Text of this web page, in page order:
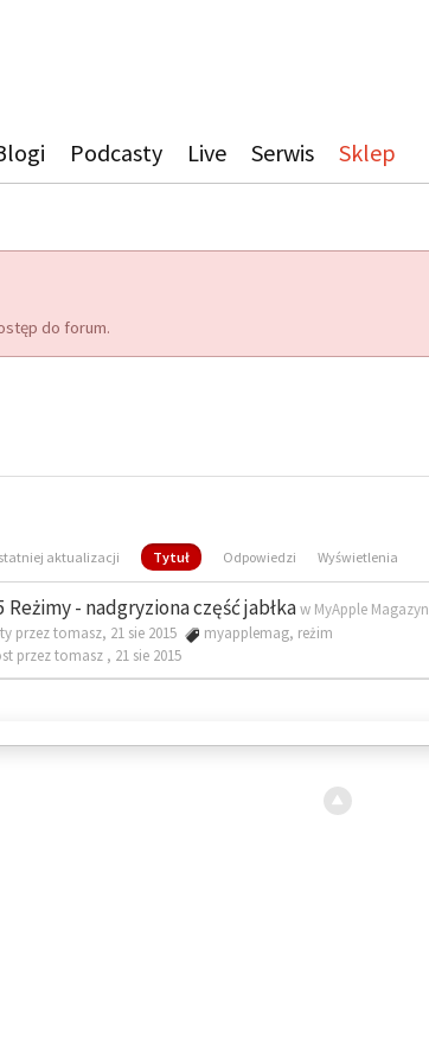
Podcasty Live Serwis Sklep
do forum.
aktualizacji Tytuł Odpowiedzi Wyświetlenia
Reżimy - nadgryziona część jabłkaw MyApple Magazyn
przez tomasz, 21 sie 2015
myapplemag, reżim
przez tomasz , 21 sie 2015